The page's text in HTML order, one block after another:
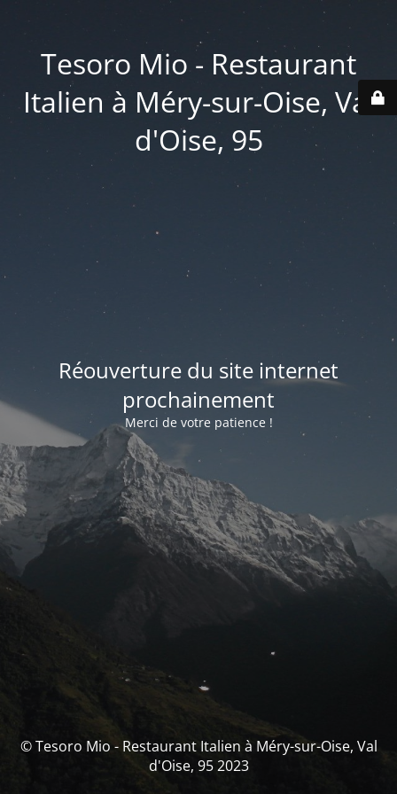
Tesoro Mio - Restaurant
Italien à Méry-sur-Oise, Val
d'Oise, 95
Réouverture du site internet
prochainement
Merci de votre patience !
© Tesoro Mio - Restaurant Italien à Méry-sur-Oise, Val
d'Oise, 95 2023